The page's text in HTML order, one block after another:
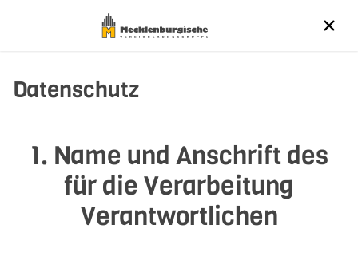
Datenschutz
1. Name und Anschrift des
für die Verarbeitung
Verantwortlichen